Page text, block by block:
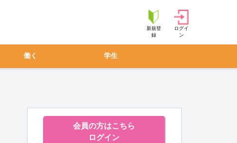
新規登
録
ログイ
ン
働く 学生
会員の方はこちら
ログイン